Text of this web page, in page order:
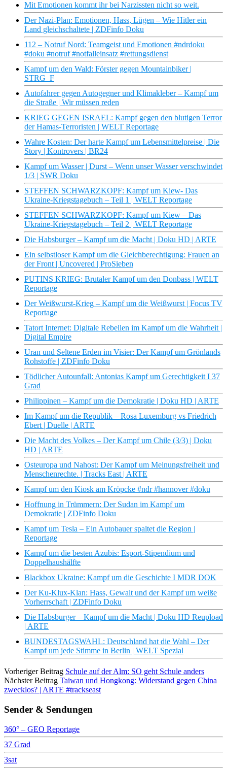
Mit Emotionen kommt ihr bei Narzissten nicht so weit.
Der Nazi-Plan: Emotionen, Hass, Lügen – Wie Hitler ein
Land gleichschaltete | ZDFinfo Doku
112 – Notruf Nord: Teamgeist und Emotionen #ndrdoku
#doku #notruf #notfalleinsatz #rettungsdienst
Kampf um den Wald: Förster gegen Mountainbiker |
STRG_F
Autofahrer gegen Autogegner und Klimakleber – Kampf um
die Straße | Wir müssen reden
KRIEG GEGEN ISRAEL: Kampf gegen den blutigen Terror
der Hamas-Terroristen | WELT Reportage
Wahre Kosten: Der harte Kampf um Lebensmittelpreise | Die
Story | Kontrovers | BR24
Kampf um Wasser | Durst – Wenn unser Wasser verschwindet
1/3 | SWR Doku
STEFFEN SCHWARZKOPF: Kampf um Kiew- Das
Ukraine-Kriegstagebuch – Teil 1 | WELT Reportage
STEFFEN SCHWARZKOPF: Kampf um Kiew – Das
Ukraine-Kriegstagebuch – Teil 2 | WELT Reportage
Die Habsburger – Kampf um die Macht | Doku HD | ARTE
Ein selbstloser Kampf um die Gleichberechtigung: Frauen an
der Front | Uncovered | ProSieben
PUTINS KRIEG: Brutaler Kampf um den Donbass | WELT
Reportage
Der Weißwurst-Krieg – Kampf um die Weißwurst | Focus TV
Reportage
Tatort Internet: Digitale Rebellen im Kampf um die Wahrheit |
Digital Empire
Uran und Seltene Erden im Visier: Der Kampf um Grönlands
Rohstoffe | ZDFinfo Doku
Tödlicher Autounfall: Antonias Kampf um Gerechtigkeit I 37
Grad
Philippinen – Kampf um die Demokratie | Doku HD | ARTE
Im Kampf um die Republik – Rosa Luxemburg vs Friedrich
Ebert | Duelle | ARTE
Die Macht des Volkes – Der Kampf um Chile (3/3) | Doku
HD | ARTE
Osteuropa und Nahost: Der Kampf um Meinungsfreiheit und
Menschenrechte. | Tracks East | ARTE
Kampf um den Kiosk am Kröpcke #ndr #hannover #doku
Hoffnung in Trümmern: Der Sudan im Kampf um
Demokratie | ZDFinfo Doku
Kampf um Tesla – Ein Autobauer spaltet die Region |
Reportage
Kampf um die besten Azubis: Esport-Stipendium und
Doppelhaushälfte
Blackbox Ukraine: Kampf um die Geschichte I MDR DOK
Der Ku-Klux-Klan: Hass, Gewalt und der Kampf um weiße
Vorherrschaft | ZDFinfo Doku
Die Habsburger – Kampf um die Macht | Doku HD Reupload
| ARTE
BUNDESTAGSWAHL: Deutschland hat die Wahl – Der
Kampf um jede Stimme in Berlin | WELT Spezial
Vorheriger Beitrag Schule auf der Alm: SO geht Schule anders
Nächster Beitrag Taiwan und Hongkong: Widerstand gegen China
zwecklos? | ARTE #trackseast
Sender & Sendungen
360° – GEO Reportage
37 Grad
3sat